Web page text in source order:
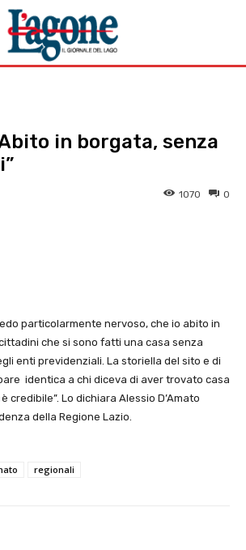
in borgata, senza
0
1070
particolarmente nervoso, che io abito in
che si sono fatti una casa senza
enti previdenziali. La storiella del sito e di
identica a chi diceva di aver trovato casa
credibile”. Lo dichiara Alessio D’Amato
della Regione Lazio.
regionali